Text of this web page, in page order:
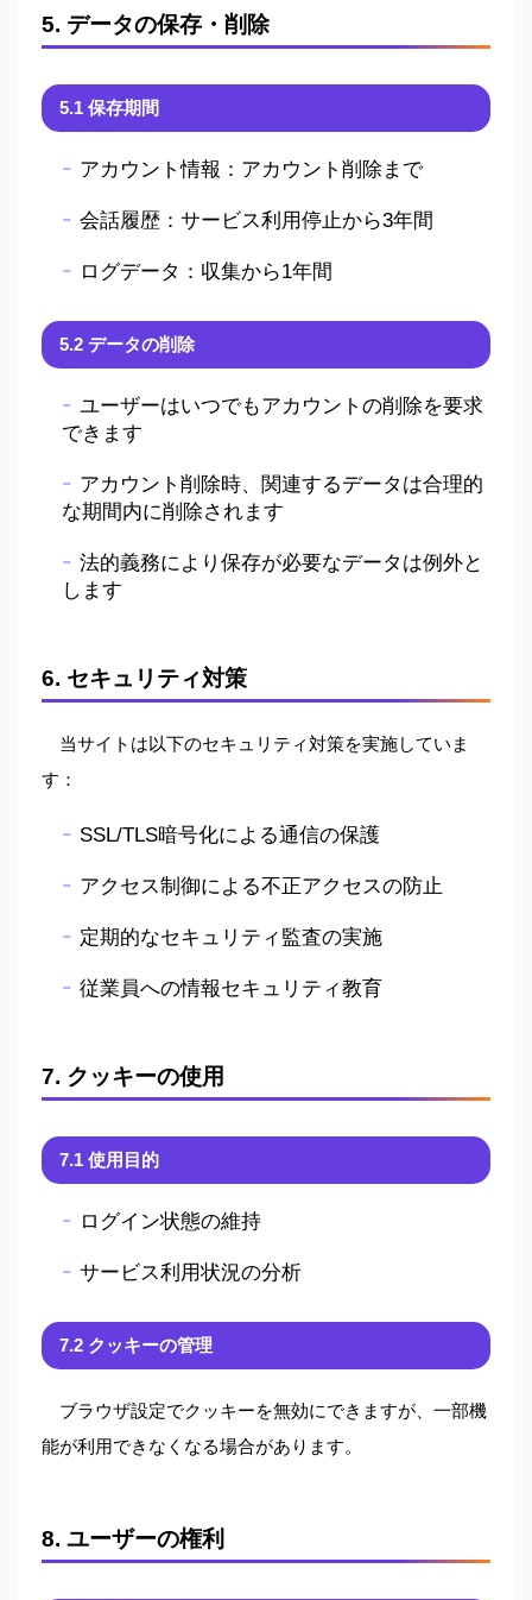
5. データの保存・削除
5.1 保存期間
アカウント情報：アカウント削除まで
会話履歴：サービス利用停止から3年間
ログデータ：収集から1年間
5.2 データの削除
ユーザーはいつでもアカウントの削除を要求
できます
アカウント削除時、関連するデータは合理的
な期間内に削除されます
法的義務により保存が必要なデータは例外と
します
6. セキュリティ対策
当サイトは以下のセキュリティ対策を実施していま
す：
SSL/TLS暗号化による通信の保護
アクセス制御による不正アクセスの防止
定期的なセキュリティ監査の実施
従業員への情報セキュリティ教育
7. クッキーの使用
7.1 使用目的
ログイン状態の維持
サービス利用状況の分析
7.2 クッキーの管理
ブラウザ設定でクッキーを無効にできますが、一部機
能が利用できなくなる場合があります。
8. ユーザーの権利